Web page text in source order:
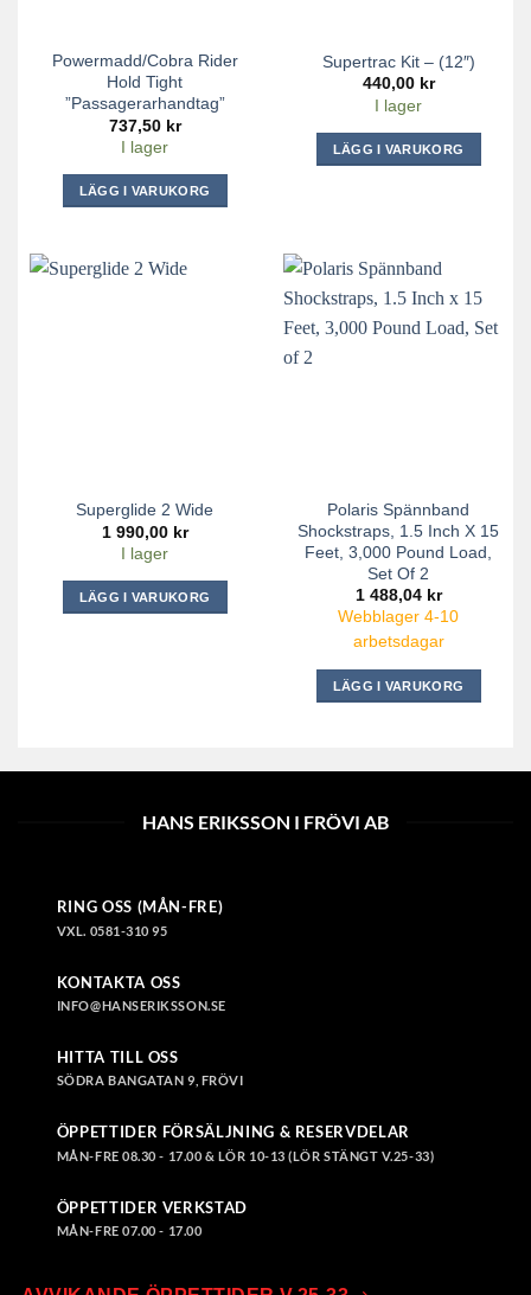
Powermadd/Cobra Rider
Hold Tight
”Passagerarhandtag”
737,50 kr
I lager
LÄGG I VARUKORG
Supertrac Kit – (12″)
440,00 kr
I lager
LÄGG I VARUKORG
Superglide 2 Wide
1 990,00 kr
I lager
LÄGG I VARUKORG
Polaris Spännband
Shockstraps, 1.5 Inch X 15
Feet, 3,000 Pound Load,
Set Of 2
1 488,04 kr
Webblager 4-10
arbetsdagar
LÄGG I VARUKORG
HANS ERIKSSON I FRÖVI AB
RING OSS (MÅN-FRE)
VXL. 0581-310 95
KONTAKTA OSS
INFO@HANSERIKSSON.SE
HITTA TILL OSS
SÖDRA BANGATAN 9, FRÖVI
ÖPPETTIDER FÖRSÄLJNING & RESERVDELAR
MÅN-FRE 08.30 - 17.00 & LÖR 10-13 (LÖR STÄNGT V.25-33)
ÖPPETTIDER VERKSTAD
MÅN-FRE 07.00 - 17.00